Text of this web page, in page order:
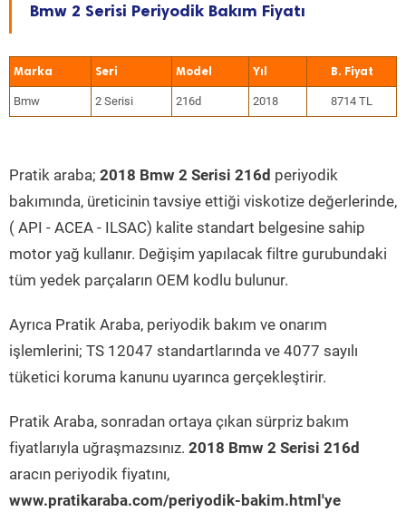
Bmw 2 Serisi Periyodik Bakım Fiyatı
Marka Seri Model Yıl
Bmw 2 Serisi 216d 2018 8714 TL
Pratik araba; 2018 Bmw 2 Serisi 216d periyodik
bakımında, üreticinin tavsiye ettiği viskotize değerlerinde,
( API - ACEA - ILSAC) kalite standart belgesine sahip
motor yağ kullanır. Değişim yapılacak filtre gurubundaki
tüm yedek parçaların OEM kodlu bulunur.
Ayrıca Pratik Araba, periyodik bakım ve onarım
işlemlerini; TS 12047 standartlarında ve 4077 sayılı
tüketici koruma kanunu uyarınca gerçekleştirir.
Pratik Araba, sonradan ortaya çıkan sürpriz bakım
fiyatlarıyla uğraşmazsınız. 2018 Bmw 2 Serisi 216d
aracın periyodik fiyatını,
www.pratikaraba.com/periyodik-bakim.html'ye